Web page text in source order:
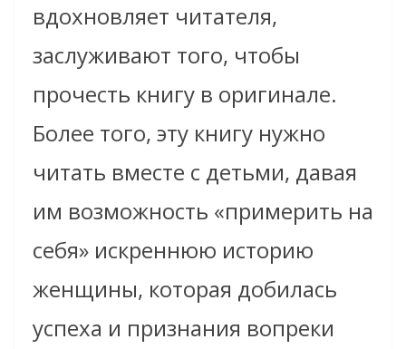
вдохновляет читателя,
заслуживают того, чтобы
прочесть книгу в оригинале.
Более того, эту книгу нужно
читать вместе с детьми, давая
им возможность «примерить на
себя» искреннюю историю
женщины, которая добилась
успеха и признания вопреки